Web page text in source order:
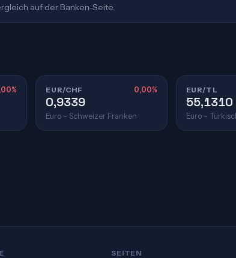
auf der Banken-Seite.
EUR/CHF 0,00%
0,9339
Euro – Schweizer Franken
EUR/TL
55,1310
Euro –
SEITEN